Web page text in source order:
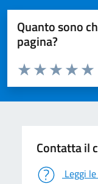
Quanto sono
pagina?
Valuta da 1 a 5 stelle la
Valuta
Valuta 3
Valuta 2 stelle
Valuta 1 stelle su 5
Contatta il
Leggi